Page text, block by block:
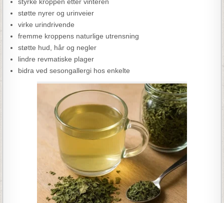
støtte nyrer og urinveier
virke urindrivende
fremme kroppens naturlige utrensning
støtte hud, hår og negler
lindre revmatiske plager
bidra ved sesongallergi hos enkelte